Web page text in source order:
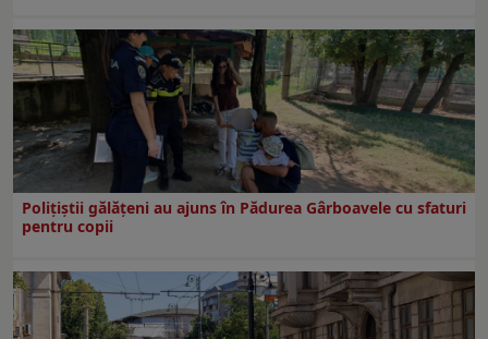
Polițiștii gălățeni au ajuns în Pădurea Gârboavele cu sfaturi
pentru copii